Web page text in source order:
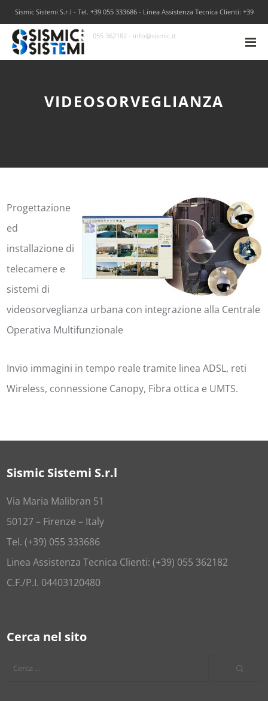
Sismic Sistemi S.r.l - Tel. +39 055 333686 - Linea Assistenza Tecnica Clienti: +39
055 362182 - info@sismic.it
VIDEOSORVEGLIANZA
Progettazione
ed
installazione di
telecamere e
sistemi di
videosorveglianza urbana con integrazione alla Centrale
Operativa Multifunzionale
Invio immagini in tempo reale tramite linea ADSL, reti
Wireless, connessione Canopy, Fibra ottica e UMTS.
Sismic Sistemi S.r.l
Via Maria Malibran 51
50127 – Firenze – Italy
Tel. (+39) 055 333686
Linea Assistenza Tecnica Clienti: (+39) 055 362182
C.F./P.I. 04403120480
Cerca nel sito